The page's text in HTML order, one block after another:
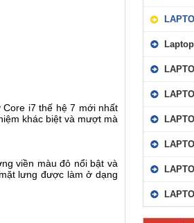
Core i7 thế hệ 7 mới nhất
khác biệt và mượt mà
viền màu đỏ nổi bật và
lưng được làm ở dạng